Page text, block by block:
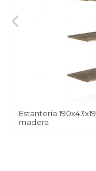
Estanteria
madera